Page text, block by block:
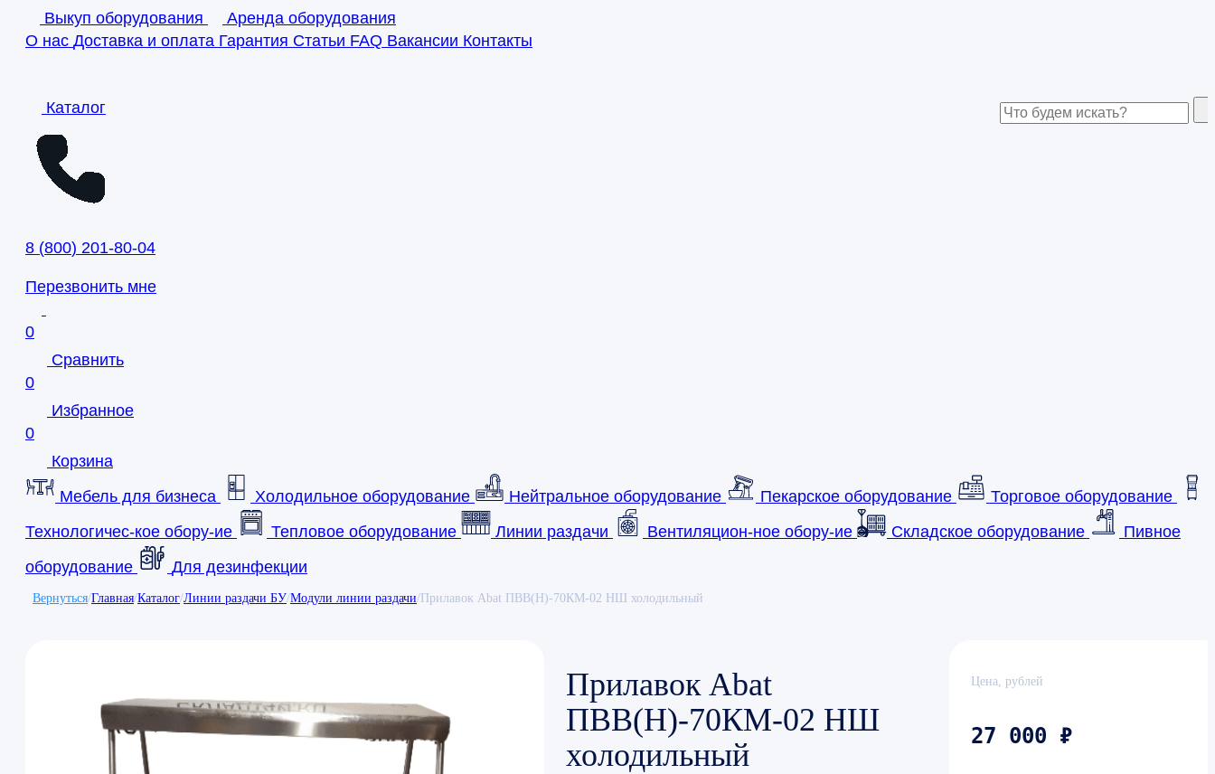
Выкуп оборудования
Аренда оборудования
О нас Доставка и оплата Гарантия Статьи FAQ Вакансии Контакты
Каталог
8 (800) 201-80-04
Перезвонить мне
0
Сравнить
0
Избранное
0
Корзина
Мебель для бизнеса
Холодильное оборудование Нейтральное оборудование Пекарское оборудование
Торговое оборудование
Технологичес-кое обору-ие
Тепловое оборудование Линии раздачи Вентиляцион-ное обору-ие Складское оборудование
Пивное
оборудование
Для дезинфекции
Вернуться/Главная/Каталог/Линии раздачи БУ/Модули линии раздачи/ Прилавок Abat ПВВ(Н)-70КМ-02 НШ холодильный
Прилавок Abat
ПВВ(Н)-70КМ-02 НШ
холодильный
Цена, рублей
27 000 ₽